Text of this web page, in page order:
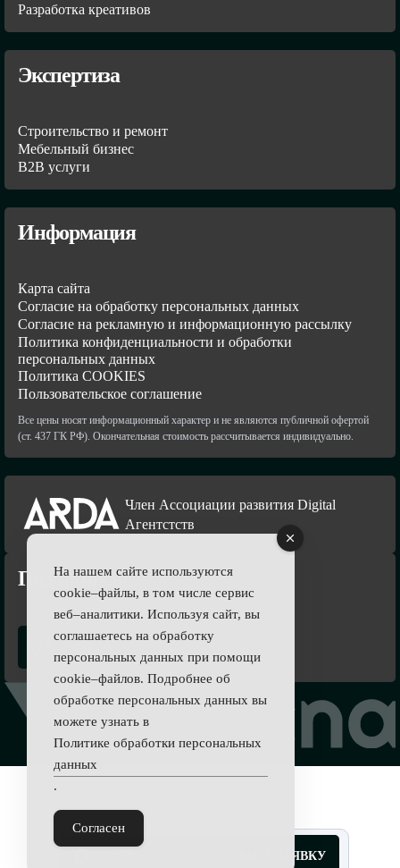
ОСТАВИТЬ ЗАЯВКУ
Разработка креативов
Экспертиза
Строительство и ремонт
Мебельный бизнес
В2В услуги
Информация
Карта сайта
Согласие на обработку персональных данных
Согласие на рекламную и информационную рассылку
Политика конфиденциальности и обработки
персональных данных
Политика COOKIES
Пользовательское соглашение
Все цены носят информационный характер и не являются публичной офертой
(ст. 437 ГК РФ). Окончательная стоимость рассчитывается индивидуально.
Член Ассоциации развития Digital
Агентстств
Подпишись
На нашем сайте используются
cookie–файлы, в том числе сервис
веб–аналитики. Используя сайт, вы
соглашаетесь на обработку
персональных данных при помощи
cookie–файлов. Подробнее об
обработке персональных данных вы
можете узнать в
Политике обработки персональных
данных
.
Согласен